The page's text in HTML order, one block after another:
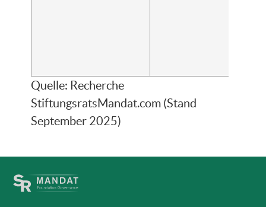
Quelle: Recherche
StiftungsratsMandat.com (Stand
September 2025)